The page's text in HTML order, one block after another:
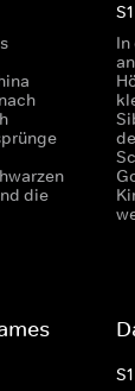
die
S1
In
S1